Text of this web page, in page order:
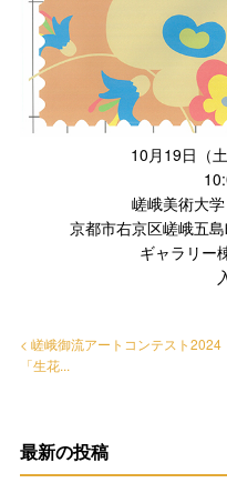
10月19日（
嵯峨美術大
京都市右京区嵯峨五
ギャラリー
< 嵯峨御流アートコンテスト2024
「生花...
最新の投稿